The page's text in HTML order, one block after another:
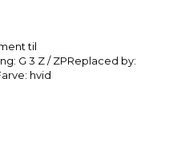
til
G 3 Z / ZPReplaced by:
hvid